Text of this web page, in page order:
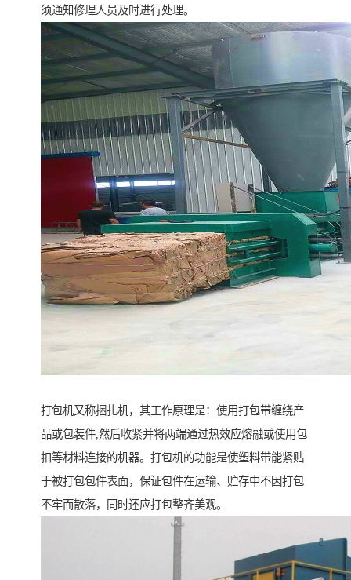
须通知修理人员及时进行处理。
打包机又称捆扎机，其工作原理是：使用打包带缠绕产
品或包装件,然后收紧并将两端通过热效应熔融或使用包
扣等材料连接的机器。打包机的功能是使塑料带能紧贴
于被打包包件表面，保证包件在运输、贮存中不因打包
不牢而散落，同时还应打包整齐美观。